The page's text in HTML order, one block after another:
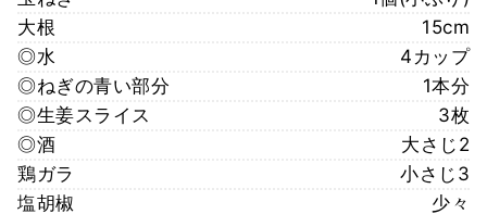
大根
15cm
◎水
4カップ
◎ねぎの青い部分
1本分
◎生姜スライス
3枚
◎酒
大さじ2
鶏ガラ
小さじ3
塩胡椒
少々